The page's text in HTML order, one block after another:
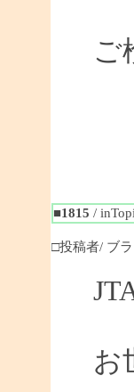
ご
■1815 /
□投稿者/ ブ
お